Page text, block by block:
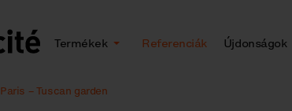
Termékek Referenciák Újdonságok
Paris – Tuscan garden